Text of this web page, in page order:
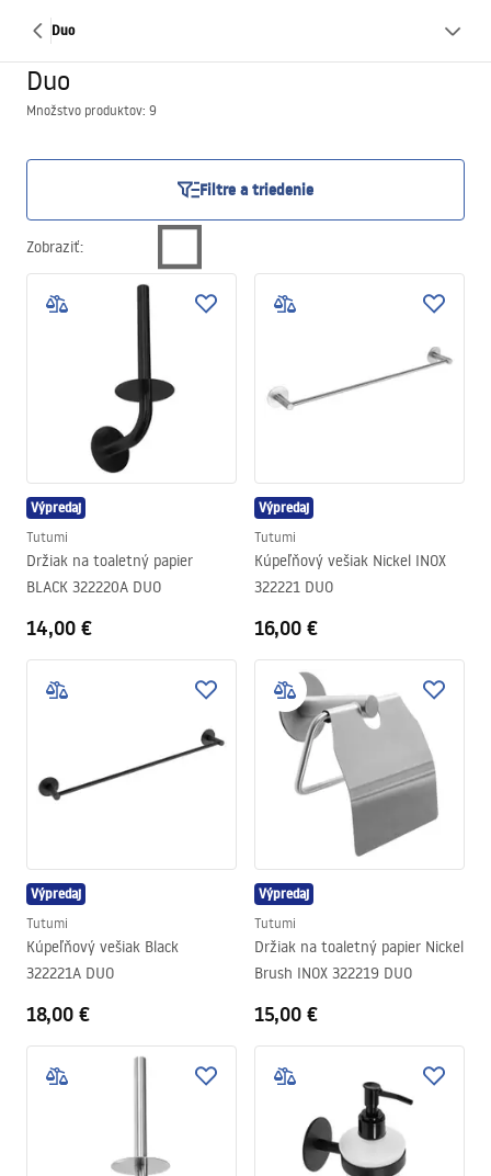
Duo
Duo
Množstvo produktov: 9
Filtre a triedenie
Zobraziť:
Výpredaj
Tutumi
Držiak na toaletný papier
BLACK 322220A DUO
14,00 €
Výpredaj
Tutumi
Kúpeľňový vešiak Nickel INOX
322221 DUO
16,00 €
Výpredaj
Tutumi
Kúpeľňový vešiak Black
322221A DUO
18,00 €
Výpredaj
Tutumi
Držiak na toaletný papier Nickel
Brush INOX 322219 DUO
15,00 €